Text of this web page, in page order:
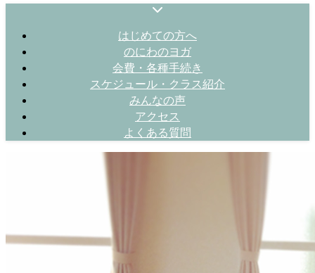
はじめての方へ
のにわのヨガ
会費・各種手続き
スケジュール・クラス紹介
みんなの声
アクセス
よくある質問